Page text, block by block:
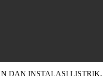
DAN INSTALASI LISTRIK.